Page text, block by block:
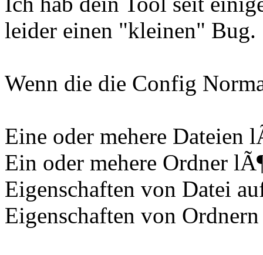
leider einen "kleinen" Bug.
Wenn die die Config
Eine oder mehere Dateien
Ein oder mehere Ordner
Eigenschaften von Datei
Eigenschaften von